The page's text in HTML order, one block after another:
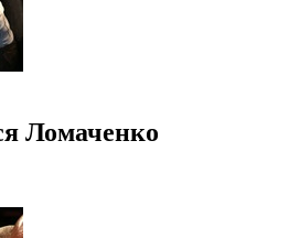
Ломаченко